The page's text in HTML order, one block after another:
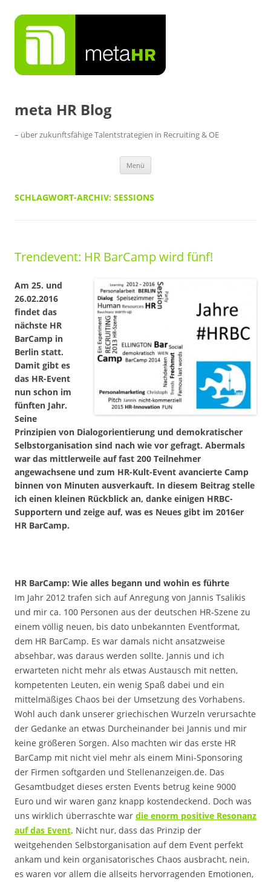
Inhalt
springen
meta HR Blog
– über zukunftsfähige Talentstrategien in Recruiting & OE
Menü
SCHLAGWORT-ARCHIV: SESSIONS
Trendevent: HR BarCamp wird fünf!
Am 25. und
26.02.2016
findet das
nächste HR
BarCamp in
Berlin statt.
Damit gibt es
das HR-Event
nun schon im
fünften Jahr.
Seine
Prinzipien von Dialogorientierung und demokratischer
Selbstorganisation sind nach wie vor gefragt. Abermals
war das mittlerweile auf fast 200 Teilnehmer
angewachsene und zum HR-Kult-Event avancierte Camp
binnen von Minuten ausverkauft. In diesem Beitrag stelle
ich einen kleinen Rückblick an, danke einigen HRBC-
Supportern und zeige auf, was es Neues gibt im 2016er
HR BarCamp.
HR BarCamp: Wie alles begann und wohin es führte
Im Jahr 2012 trafen sich auf Anregung von Jannis Tsalikis
und mir ca. 100 Personen aus der deutschen HR-Szene zu
einem völlig neuen, bis dato unbekannten Eventformat,
dem HR BarCamp. Es war damals nicht ansatzweise
absehbar, was daraus werden sollte. Jannis und ich
erwarteten nicht mehr als etwas Austausch mit netten,
kompetenten Leuten, ein wenig Spaß dabei und ein
mittelmäßiges Chaos bei der Umsetzung des Vorhabens.
Wohl auch dank unserer griechischen Wurzeln verursachte
der Gedanke an etwas Durcheinander bei Jannis und mir
keine größeren Sorgen. Also machten wir das erste HR
BarCamp mit nicht viel mehr als einem Mini-Sponsoring
der Firmen softgarden und Stellenanzeigen.de. Das
Gesamtbudget dieses ersten Events betrug keine 9000
Euro und wir waren ganz knapp kostendeckend. Doch was
uns wirklich überraschte war die enorm positive Resonanz
auf das Event. Nicht nur, dass das Prinzip der
weitgehenden Selbstorganisation auf dem Event perfekt
ankam und kein organisatorisches Chaos ausbracht, nein,
es waren vor allem die allseits hervorragenden Emotionen,